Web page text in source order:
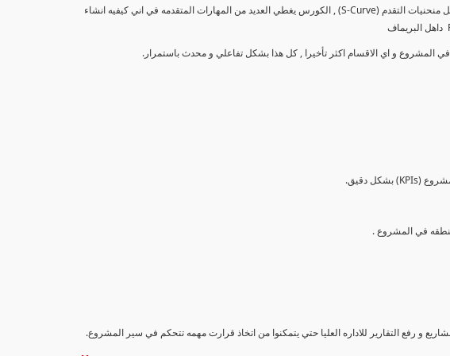
تهدف هذه الدورة إلى تزويد المشاركين بالمهارات والمعرفة اللازمة لإنشاء وتحليل منحنيات التقدم (S-Curve) , الكورس يغطي العديد من المهارات المتقدمه في اني كيفيه انشاء
و رفع التقارير للاداره العليا حتي يتمكنوا من اتخاذ قرارت مهمه تتحكم في سير المشروع.